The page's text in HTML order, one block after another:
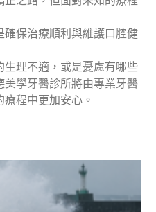
保治療順利與維護口腔健
理不適，或是憂慮有哪些
學牙醫診所將由專業牙醫
程中更加安心。